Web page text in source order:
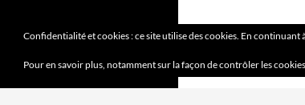
Confidentialité et cookies : ce site utilise des cookies. En
Pour en savoir plus, notamment sur la façon de contrôler les